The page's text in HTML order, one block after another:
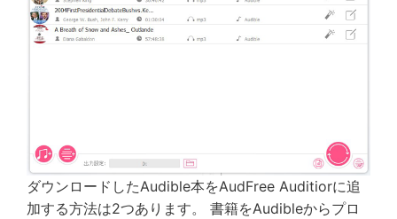
ダウンロードしたAudible本をAudFree Auditiorに追
加する方法は2つあります。 書籍をAudibleからプロ